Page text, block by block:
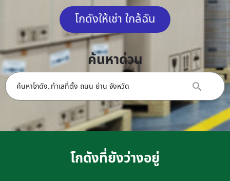
โกดังให้เช่า ใกล้ฉัน
ค้นหาด่วน
โกดังที่ยังว่างอยู่